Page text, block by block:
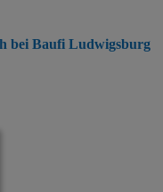
bei Baufi Ludwigsburg